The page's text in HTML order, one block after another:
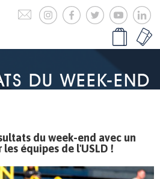
DU WEEK-END
du week-end avec un
équipes de l'USLD !